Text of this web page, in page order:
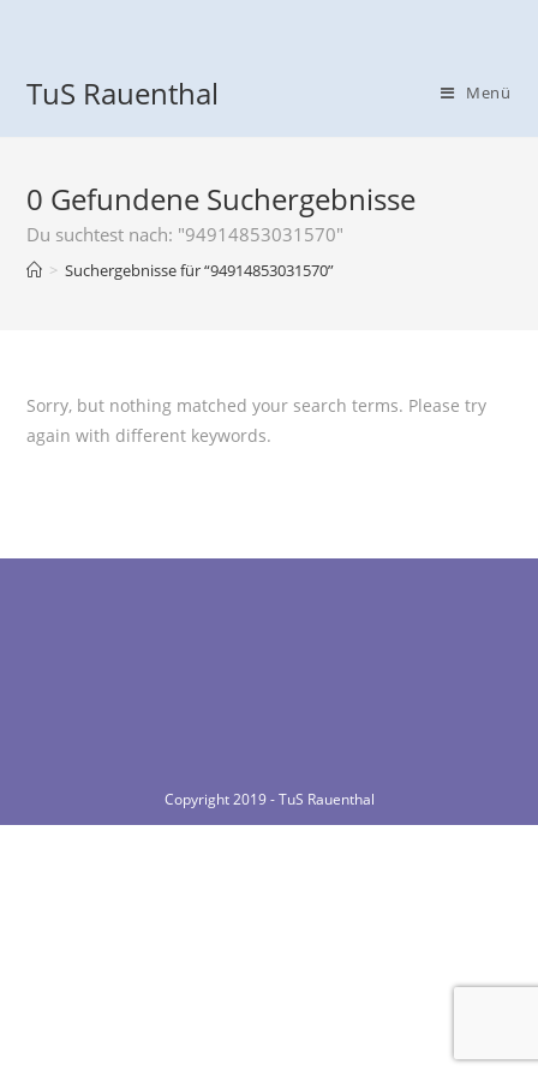
TuS Rauenthal Menü
0 Gefundene Suchergebnisse
Du suchtest nach: "94914853031570"
> Suchergebnisse für“94914853031570”
Sorry, but nothing matched your search terms. Please try
again with different keywords.
Copyright 2019 - TuS Rauenthal